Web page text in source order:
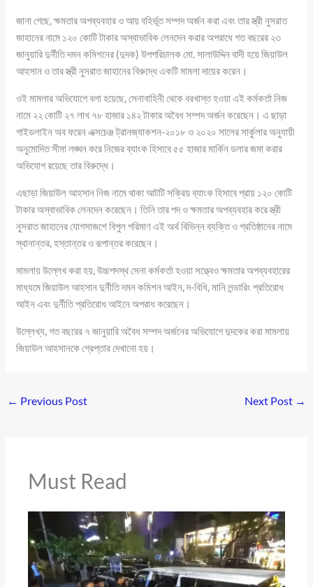
জানা গেছে, ক্ষমতার অপব্যবহার ও আয় বহির্ভূত সম্পদ অর্জন করা এবং তার স্ত্রী নুসরাত
জাহানের নামে ১২০ কোটি টাকার অস্বাভাবিক লেনদেন করার অপরাধে গত বছরের ২৩
জানুয়ারি দুর্নীতি দমন কমিশনের (দুদক) উপপরিচালক মো. সালাউদ্দিন বাদী হয়ে জিয়াউল
আহসান ও তার স্ত্রী নুসরাত জাহানের বিরুদ্ধে একটি মামলা দায়ের করেন।
ওই মামলার অভিযোগে বলা হয়েছে, সেনাবাহিনী থেকে বরখাস্ত হওয়া এই কর্মকর্তা নিজ
নামে ২২ কোটি ২৭ লাখ ৭৮ হাজার ১৪২ টাকার অবৈধ সম্পদ অর্জন করেছেন। এ ছাড়া
গাইডলাইন অব ফরেন এক্সচেঞ্জ ট্রানজ্যাকশন-২০১৮ ও ২০২০ সালের সার্কুলার অনুযায়ী
অনুমোদিত সীমা লঙ্ঘন করে নিজের ব্যাংক হিসাবে ৫৫ হাজার মার্কিন ডলার জমা করার
অভিযোগ রয়েছে তার বিরুদ্ধে।
এছাড়া জিয়াউল আহসান নিজ নামে থাকা আটটি সক্রিয় ব্যাংক হিসাবে প্রায় ১২০ কোটি
টাকার অস্বাভাবিক লেনদেন করেছেন। তিনি তার পদ ও ক্ষমতার অপব্যবহার করে স্ত্রী
নুসরাত জাহানের যোগসাজশে বিপুল পরিমাণ এই অর্থ বিভিন্ন ব্যক্তি ও প্রতিষ্ঠানের নামে
স্থানান্তর, হস্তান্তর ও রূপান্তর করেছেন।
মামলায় উল্লেখ করা হয়, উচ্চপদস্থ সেনা কর্মকর্তা হওয়া সত্ত্বেও ক্ষমতার অপব্যবহারের
মাধ্যমে জিয়াউল আহসান দুর্নীতি দমন কমিশন আইন, দ-বিধি, মানি লন্ডারিং প্রতিরোধ
আইন এবং দুর্নীতি প্রতিরোধ আইনে অপরাধ করেছেন।
উল্লেখ্য, গত বছরের ৭ জানুয়ারি অবৈধ সম্পদ অর্জনের অভিযোগে দুদকের করা মামলায়
জিয়াউল আহসানকে গ্রেপ্তার দেখানো হয়।
← Previous Post Next Post →
Must Read